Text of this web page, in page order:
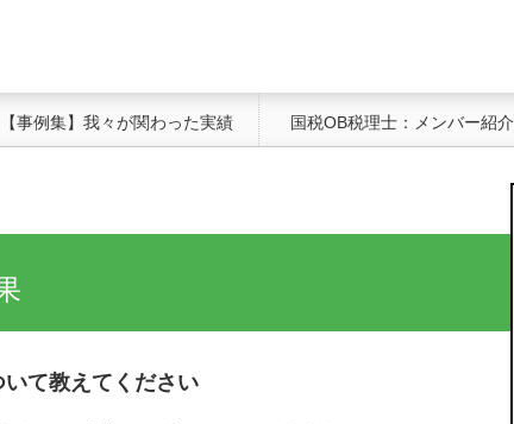
【事例集】我々が関わった実績 国税OB税理士：メンバー紹介
いて教えてください